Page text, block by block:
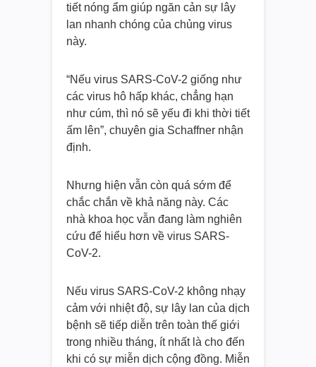
tiết nóng ẩm giúp ngăn cản sự lây
lan nhanh chóng của chủng virus
này.
“Nếu virus SARS-CoV-2 giống như
các virus hô hấp khác, chẳng hạn
như cúm, thì nó sẽ yếu đi khi thời tiết
ấm lên”, chuyên gia Schaffner nhận
định.
Nhưng hiện vẫn còn quá sớm để
chắc chắn về khả năng này. Các
nhà khoa học vẫn đang làm nghiên
cứu để hiểu hơn về virus SARS-
CoV-2.
Nếu virus SARS-CoV-2 không nhạy
cảm với nhiệt độ, sự lây lan của dịch
bệnh sẽ tiếp diễn trên toàn thế giới
trong nhiều tháng, ít nhất là cho đến
khi có sự miễn dịch cộng đồng. Miễn